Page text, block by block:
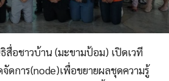
สื่อชาวบ้าน (มะขามป้อม) เปิดเวที
ดการ(node)เพื่อขยายผลชุดความรู้